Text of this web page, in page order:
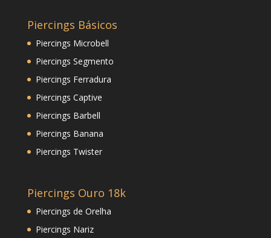
Piercings Básicos
Piercings Microbell
Piercings Segmento
Piercings Ferradura
Piercings Captive
Piercings Barbell
Piercings Banana
Piercings Twister
Piercings Ouro 18k
Piercings de Orelha
Piercings Nariz